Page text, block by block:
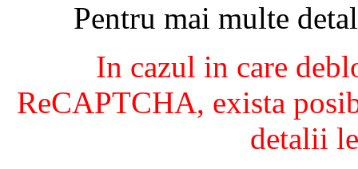
Pentru mai multe
In cazul in care
ReCAPTCHA, exista
detalii